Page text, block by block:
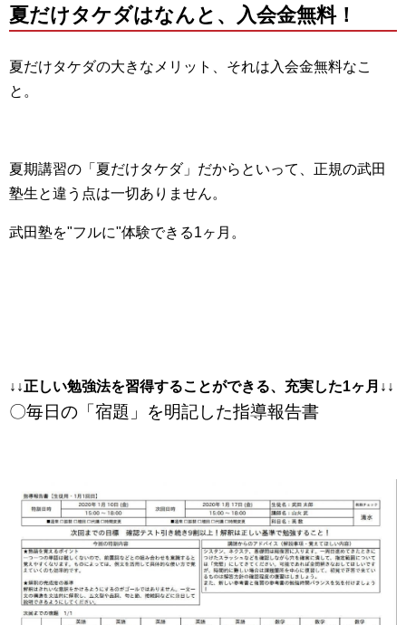
夏だけタケダはなんと、入会金無料！
夏だけタケダの大きなメリット、それは入会金無料なこ
と。
夏期講習の「夏だけタケダ」だからといって、正規の武田
塾生と違う点は一切ありません。
武田塾を"フルに"体験できる1ヶ月。
↓↓正しい勉強法を習得することができる、充実した1ヶ月↓↓
〇毎日の「宿題」を明記した指導報告書